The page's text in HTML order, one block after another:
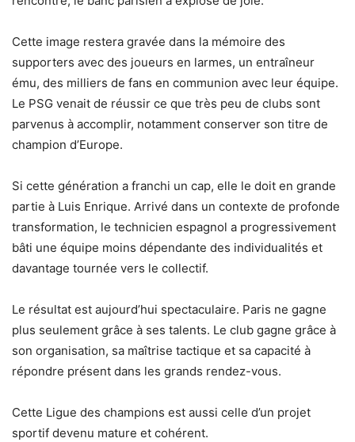
Cette image restera gravée dans la mémoire des
supporters avec des joueurs en larmes, un entraîneur
ému, des milliers de fans en communion avec leur équipe.
Le PSG venait de réussir ce que très peu de clubs sont
parvenus à accomplir, notamment conserver son titre de
champion d’Europe.
Si cette génération a franchi un cap, elle le doit en grande
partie à Luis Enrique. Arrivé dans un contexte de profonde
transformation, le technicien espagnol a progressivement
bâti une équipe moins dépendante des individualités et
davantage tournée vers le collectif.
Le résultat est aujourd’hui spectaculaire. Paris ne gagne
plus seulement grâce à ses talents. Le club gagne grâce à
son organisation, sa maîtrise tactique et sa capacité à
répondre présent dans les grands rendez-vous.
Cette Ligue des champions est aussi celle d’un projet
sportif devenu mature et cohérent.